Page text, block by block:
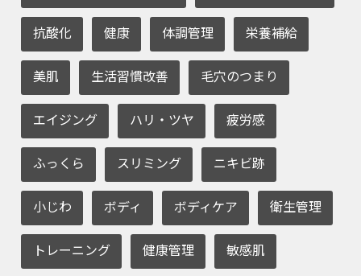
抗酸化 健康 体調管理 栄養補給
美肌 生活習慣改善 毛穴のつまり
エイジング ハリ・ツヤ 疲労感
ふっくら スリミング ニキビ跡
小じわ ボディ ボディケア 衛生管理
トレーニング 健康管理 敏感肌